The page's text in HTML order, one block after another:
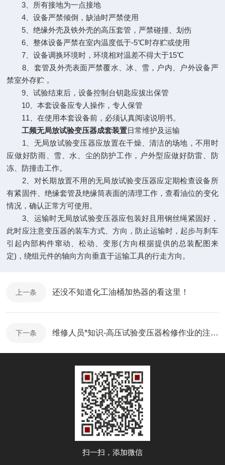
3、所有接地为一点接地
4、设备严禁倾倒，缺油时严禁使用
5、绝缘外壳及铁外壳的高压套管，严禁碰撞、划伤
6、整体设备严禁在室内温度低于-5℃时存贮或使用
7、设备调换环境时，环境相对温差不得大于15℃
8、套管及外壳表面严禁覆水、冰、雪，户内、户外设备严
禁室外存贮，
9、试验结束后，设备控制台钥匙应拔出保管
10、本套设备应专人操作，专人保管
11、在使用本套设备前，必须认真阅读说明书。
工频无局放试验变压器成套装置日常维护及运输
1、无局放试验变压器应放置在干燥、清洁的场地，不用时
应做好防雨、雪、水、尘的防护工作，户外型应做好防雷、防
冻、防撞击工作。
2、对长期放置不用的无局放试验变压器应定期检查设备所
有紧固件、绝缘套管及绝缘筒表面的清理工作，查看油位的变化
情况，确认正常方可使用。
3、运输时无局放试验变压器应包装好且用钢丝绳紧固好，
此时应注意变压器的装车方式、方向，防止运输时，起步与刹车
引起内部构件窜动、松动、变形(方向根据提供的总装配图来
定)，绕组元件的轴向方向垂直于运输工具的行走方向。
上一条 还没不知道化工油桶加热器的看这里！
下一条 维修人员*知识-高压试验变压器检修作业的注意事项
扫一扫，添加微信